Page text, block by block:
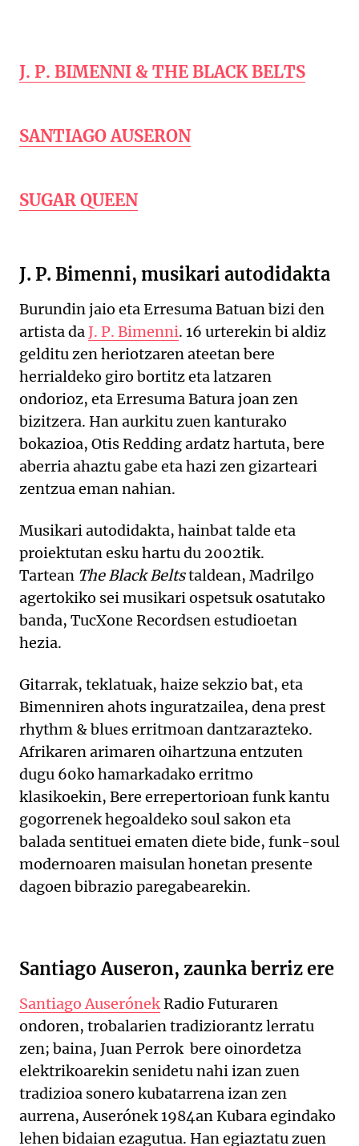
J. P. BIMENNI & THE BLACK BELTS
SANTIAGO AUSERON
SUGAR QUEEN
J. P. Bimenni, musikari autodidakta
Burundin jaio eta Erresuma Batuan bizi den
artista da J. P. Bimenni. 16 urterekin bi aldiz
gelditu zen heriotzaren ateetan bere
herrialdeko giro bortitz eta latzaren
ondorioz, eta Erresuma Batura joan zen
bizitzera. Han aurkitu zuen kanturako
bokazioa, Otis Redding ardatz hartuta, bere
aberria ahaztu gabe eta hazi zen gizarteari
zentzua eman nahian.
Musikari autodidakta, hainbat talde eta
proiektutan esku hartu du 2002tik.
Tartean The Black Beltstaldean, Madrilgo
agertokiko sei musikari ospetsuk osatutako
banda, TucXone Recordsen estudioetan
hezia.
Gitarrak, teklatuak, haize sekzio bat, eta
Bimenniren ahots inguratzailea, dena prest
rhythm & blues erritmoan dantzarazteko.
Afrikaren arimaren oihartzuna entzuten
dugu 60ko hamarkadako erritmo
klasikoekin, Bere errepertorioan funk kantu
gogorrenek hegoaldeko soul sakon eta
balada sentituei ematen diete bide, funk-soul
modernoaren maisulan honetan presente
dagoen bibrazio paregabearekin.
Santiago Auseron, zaunka berriz ere
Santiago Auserónek Radio Futuraren
ondoren, trobalarien tradiziorantz lerratu
zen; baina, Juan Perrok bere oinordetza
elektrikoarekin senidetu nahi izan zuen
tradizioa sonero kubatarrena izan zen
aurrena, Auserónek 1984an Kubara egindako
lehen bidaian ezagutua. Han egiaztatu zuen